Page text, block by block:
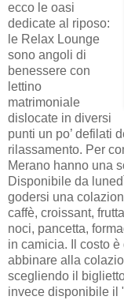
ecco le oasi
dedicate al riposo:
le Relax Lounge
sono angoli di
benessere con
lettino
matrimoniale
dislocate in diversi
punti un po’ defilati
rilassamento. Per
Merano hanno una
Disponibile da
godersi una
caffè, croissant,
noci, pancetta,
in camicia. Il costo
abbinare alla
scegliendo il
invece disponibile il